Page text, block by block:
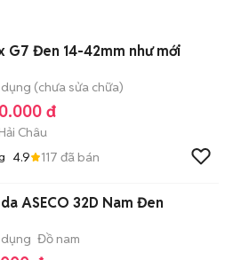
G7 Đen 14-42mm như mới
(chưa sửa chữa)
đ
Châu
4.9 117 đã bán
ASECO 32D Nam Đen
Đồ nam